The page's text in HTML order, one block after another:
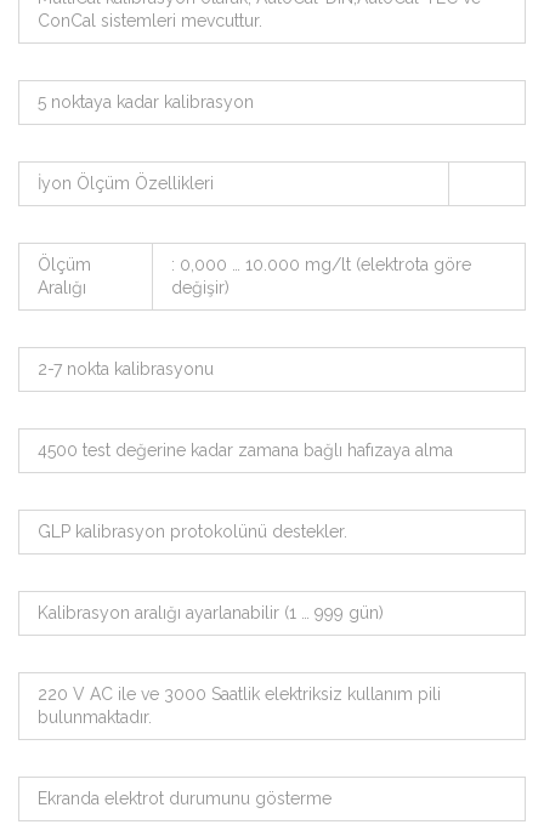
ConCal sistemleri mevcuttur.
5 noktaya kadar kalibrasyon
İyon Ölçüm Özellikleri
Ölçüm
Aralığı
: 0,000 … 10.000 mg/lt (elektrota göre
değişir)
2-7 nokta kalibrasyonu
4500 test değerine kadar zamana bağlı hafızaya alma
GLP kalibrasyon protokolünü destekler.
Kalibrasyon aralığı ayarlanabilir (1 … 999 gün)
220 V AC ile ve 3000 Saatlik elektriksiz kullanım pili
bulunmaktadır.
Ekranda elektrot durumunu gösterme